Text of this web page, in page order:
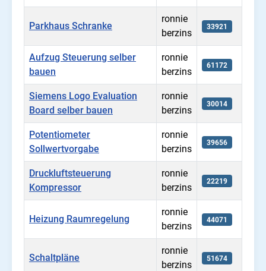
Parkhaus Schranke
ronnie
berzins
33921
Aufzug Steuerung selber
bauen
ronnie
berzins
61172
Siemens Logo Evaluation
Board selber bauen
ronnie
berzins
30014
Potentiometer
Sollwertvorgabe
ronnie
berzins
39656
Druckluftsteuerung
Kompressor
ronnie
berzins
22219
Heizung Raumregelung
ronnie
berzins
44071
Schaltpläne
ronnie
berzins
51674